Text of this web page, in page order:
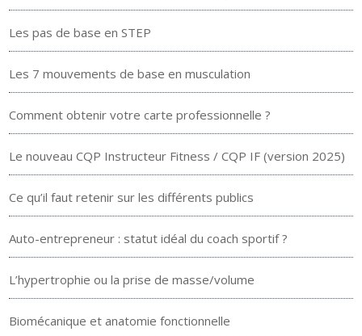
Les pas de base en STEP
Les 7 mouvements de base en musculation
Comment obtenir votre carte professionnelle ?
Le nouveau CQP Instructeur Fitness / CQP IF (version 2025)
Ce qu’il faut retenir sur les différents publics
Auto-entrepreneur : statut idéal du coach sportif ?
L’hypertrophie ou la prise de masse/volume
Biomécanique et anatomie fonctionnelle